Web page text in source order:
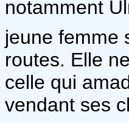
notamment
jeune femme
routes. Elle
celle qui
vendant ses